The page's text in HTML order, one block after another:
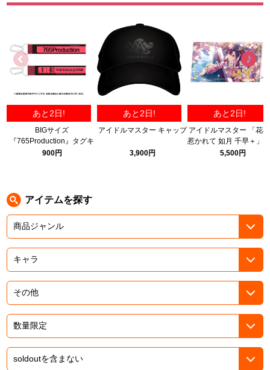
EVENT
ASOBI STAGE
その他先行受付
プレミアム会員とは
学園アイドルマスター
プロジェクトアイマス ヴイアライヴ
テイルズ オブ シリーズ
太鼓の達人
パックマン
ナムコクラシック
ガンダムシリーズ
ドラゴンボール
ラブライブ！
あと2日!
BIGサイズ
『765Production』タグキ
ーホルダー
900円
あと2日!
アイドルマスター キャップ
3,900円
あと2日!
アイドルマスター 「花
惹かれて 如月 千早＋」
リルパネル B
5,500円
アイテムを探す